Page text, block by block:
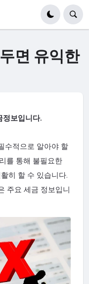
면 유익한
정보입니다.
수적으로 알아야 할
를 통해 불필요한
히 할 수 있습니다.
주요 세금 정보입니